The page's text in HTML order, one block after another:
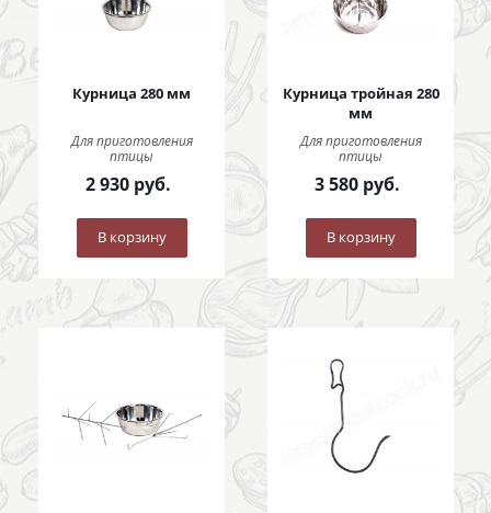
Курница 280 мм
Для приготовления
птицы
2 930руб.
В корзину
Курница тройная 280
мм
Для приготовления
птицы
3 580руб.
В корзину